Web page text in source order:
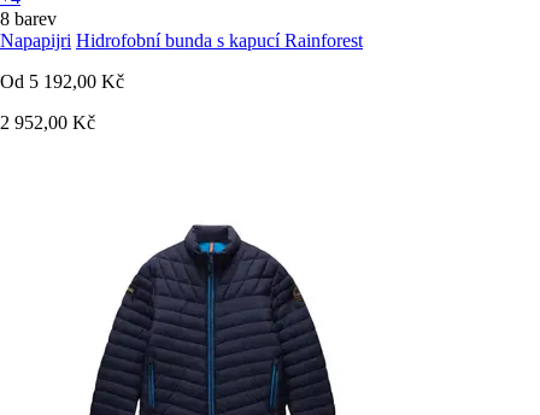
8 barev
Napapijri Hidrofobní bunda s kapucí Rainforest
Od 5 192,00 Kč
2 952,00 Kč